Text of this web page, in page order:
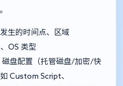
生的时间点、区域
OS 类型
盘配置（托管磁盘/加密/快
Custom Script、